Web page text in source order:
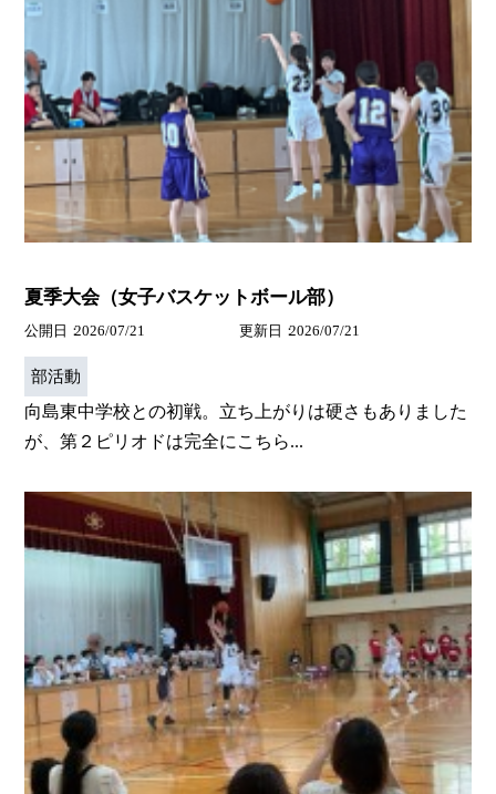
夏季大会（女子バスケットボール部）
公開日 2026/07/21 更新日 2026/07/21
部活動
向島東中学校との初戦。立ち上がりは硬さもありました
が、第２ピリオドは完全にこちら...